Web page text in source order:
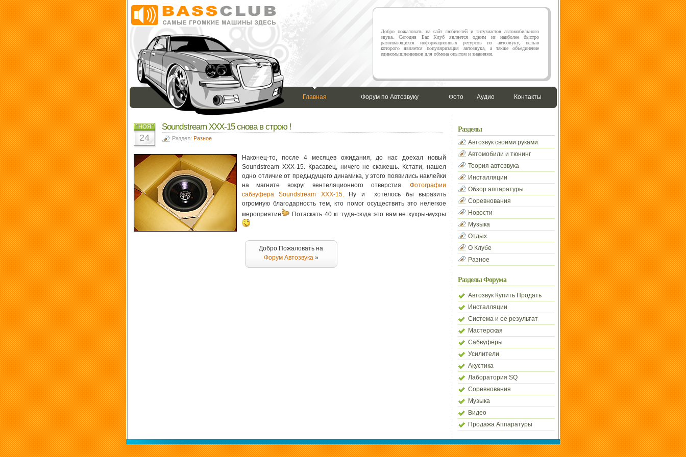
Добро пожаловать на сайт любителей и энтузиастов автомобильного
звука. Сегодня Бас Клуб является одним из наиболее быстро
развивающихся информационных ресурсов по автозвуку, целью
которого является популяризация автозвука, а также объединение
единомышленников для обмена опытом и знаниями.
Главная Форум по Автозвуку Фото Аудио Контакты
НОЯ
24
Soundstream XXX-15 снова в строю !
Раздел: Разное
Наконец-то, после 4 месяцев ожидания, до нас доехал новый
Soundstream XXX-15. Красавец, ничего не скажешь. Кстати, нашел
одно отличие от предыдущего динамика, у этого появились наклейки
на магните вокруг вентеляционного отверстия. Фотографии
сабвуфера Soundstream XXX-15.Ну и хотелось бы выразить
огромную благодарность тем, кто помог осуществить это нелегкое
мероприятие
Потаскать 40 кг туда-сюда это вам не хухры-мухры
Добро Пожаловать на
Форум Автозвука»
Разделы
Автозвук своими руками
Автомобили и тюнинг
Теория автозвука
Инсталляции
Обзор аппаратуры
Соревнования
Новости
Музыка
Отдых
О Клубе
Разное
Разделы Форума
Автозвук Купить Продать
Инсталляции
Система и ее результат
Мастерская
Сабвуферы
Усилители
Акустика
Лаборатория SQ
Соревнования
Музыка
Видео
Продажа Аппаратуры